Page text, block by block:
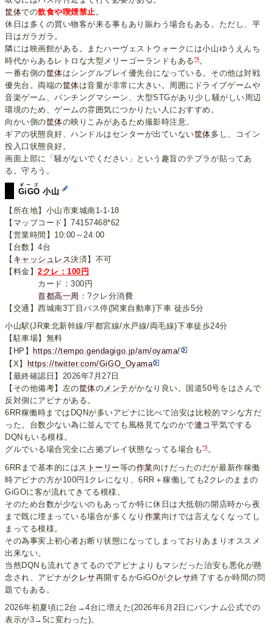
筐体での飲食や喫煙禁止。
休日は多くの買い物客が来る事もあり賑わう場合もある。ただし、平
日はガラガラ。
隣には映画館がある。またハーヴェストウォークには小山ゆうえんち
時代からあるレトロな大型メリーゴーランドもある *4。
一番右側の筐体はシングルプレイ優先台になっている。その他は対戦
優先台。両端の筐体は音量が非常に大きい。周囲にドライブゲームや
音楽ゲーム、パンチングマシーン、大型STGがあり少し騒がしい周辺
環境のため、ゲームの雰囲気につかりたい人におすすめ。
向かい側の筐体の映りこみがあるため撮影時注意。
ギアの状態良好、ハンドルはセンターが出ていない筐体多し、コイン
投入口状態良好。
画面上部に「騒がないでください」という趣旨のテプラが貼ってあ
る。守ろう。
GiGO
ギーゴ
小山
【所在地】小山市東城南1-1-18
【マップコード】74157468*62
【営業時間】10:00～24:00
【台数】4台
【 キャッシュレス決済】不可
【料金】2クレ：100円
カード：300円
首都高一周 ：?クレ分消費
【交通】西城南3丁目バス停(関東自動車)下車 徒歩5分
小山駅(JR東北新幹線/宇都宮線/水戸線/両毛線)下車徒歩24分
【駐車場】無料
【HP】
https://tempo.gendagigo.jp/am/oyama/
【X】
https://twitter.com/GiGO_Oyama
【最終確認日】2026年7月27日
【その他備考】左の筐体のメンテがかなり良い。国道50号をはさんで
反対側にアピナがある。
6RR稼働時まではDQNが多いアピナに比べて治安は比較的マシな方だ
った。台数少ない為に並んでても風格見てなのかで連コ 平気でする
DQNもいる模様。
グルでいる場合完全に占拠プレイ状態なってる場合も*5。
6RRまで基本的には ストーリー等の作業向けだったのだが最新作稼働
時アピナの方が100円1クレになり、6RR＋稼働しても2クレのままの
GiGOに客が流れてきてる模様。
そのため台数が少ないのもあってか特に休日は大抵朝の開店時から夜
まで既に埋まっている場合が多くなり 作業向けでは言えなくなってし
まってる模様。
その為事実上初心者お断り状態になってしまっておりあまりオススメ
出来ない。
当然DQNも流れてきてるのでアピナよりもマシだった治安も悪化が懸
念され、アピナがクレサ再開するかGiGOがクレサ終了するか時間の問
題でもある。
2026年初夏頃に2台→4台に増えた(2026年6月2日にバンナム公式での
表示が3→5に変わった)。